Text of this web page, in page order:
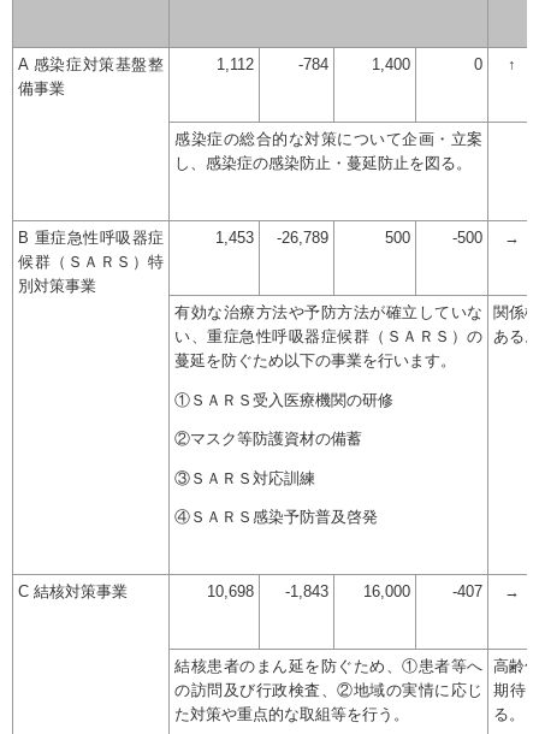
A 感染症対策基盤整
備事業
1,112 -784 1,400 0 ↑
感染症の総合的な対策について企画・立案
し、感染症の感染防止・蔓延防止を図る。
B 重症急性呼吸器症
候群（ＳＡＲＳ）特
別対策事業
1,453 -26,789 500 -500 →
有効な治療方法や予防方法が確立していな
い、重症急性呼吸器症候群（ＳＡＲＳ）の
蔓延を防ぐため以下の事業を行います。
①ＳＡＲＳ受入医療機関の研修
②マスク等防護資材の備蓄
③ＳＡＲＳ対応訓練
④ＳＡＲＳ感染予防普及啓発
関係
ある。
C 結核対策事業 10,698 -1,843 16,000 -407 →
結核患者のまん延を防ぐため、①患者等へ
の訪問及び行政検査、②地域の実情に応じ
た対策や重点的な取組等を行う。
高齢
期待
る。